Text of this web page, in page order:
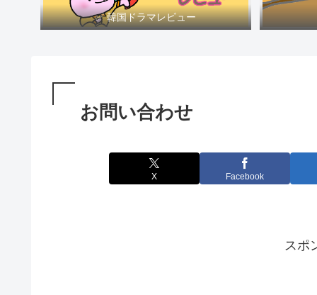
✅ 韓国ドラマレビュー
お問い合わせ
X Facebook
スポ